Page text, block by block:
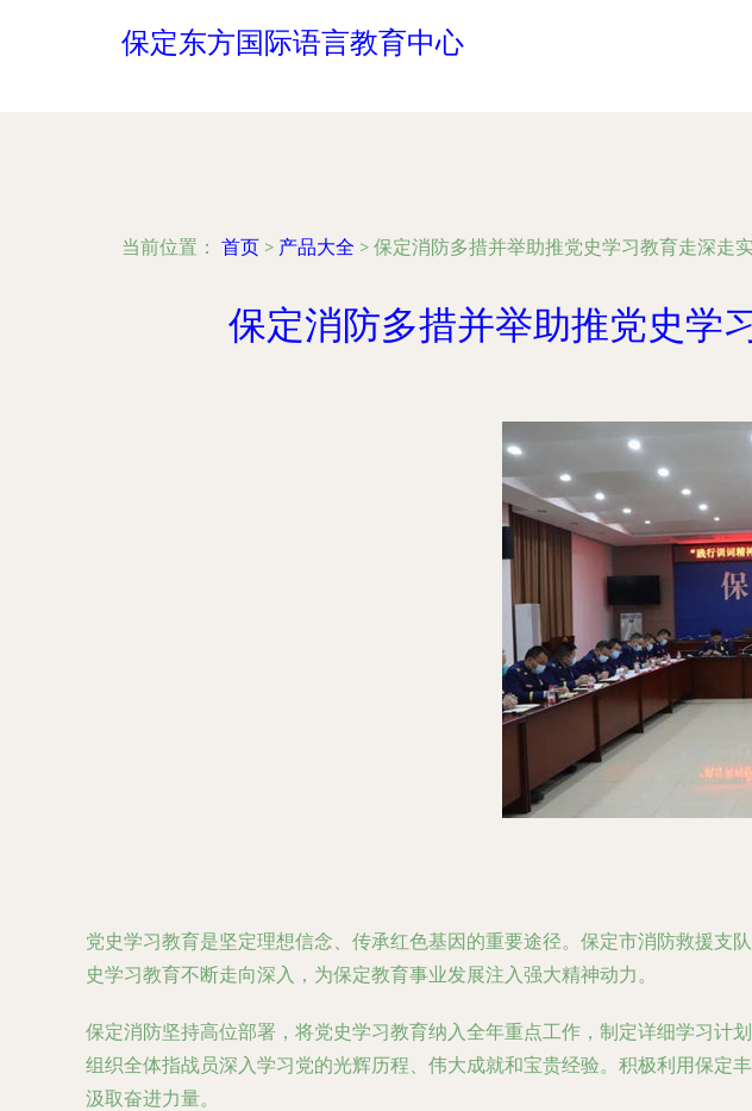
保定东方国际语言教育中心
当前位置： 首页 > 产品大全 > 保定消防多措并举助推党史学习教育走深走
保定消防多措并举助推党史学
党史学习教育是坚定理想信念、传承红色基因的重要途径。保定市消防救援
史学习教育不断走向深入，为保定教育事业发展注入强大精神动力。
保定消防坚持高位部署，将党史学习教育纳入全年重点工作，制定详细学习计
组织全体指战员深入学习党的光辉历程、伟大成就和宝贵经验。积极利用保定
汲取奋进力量。